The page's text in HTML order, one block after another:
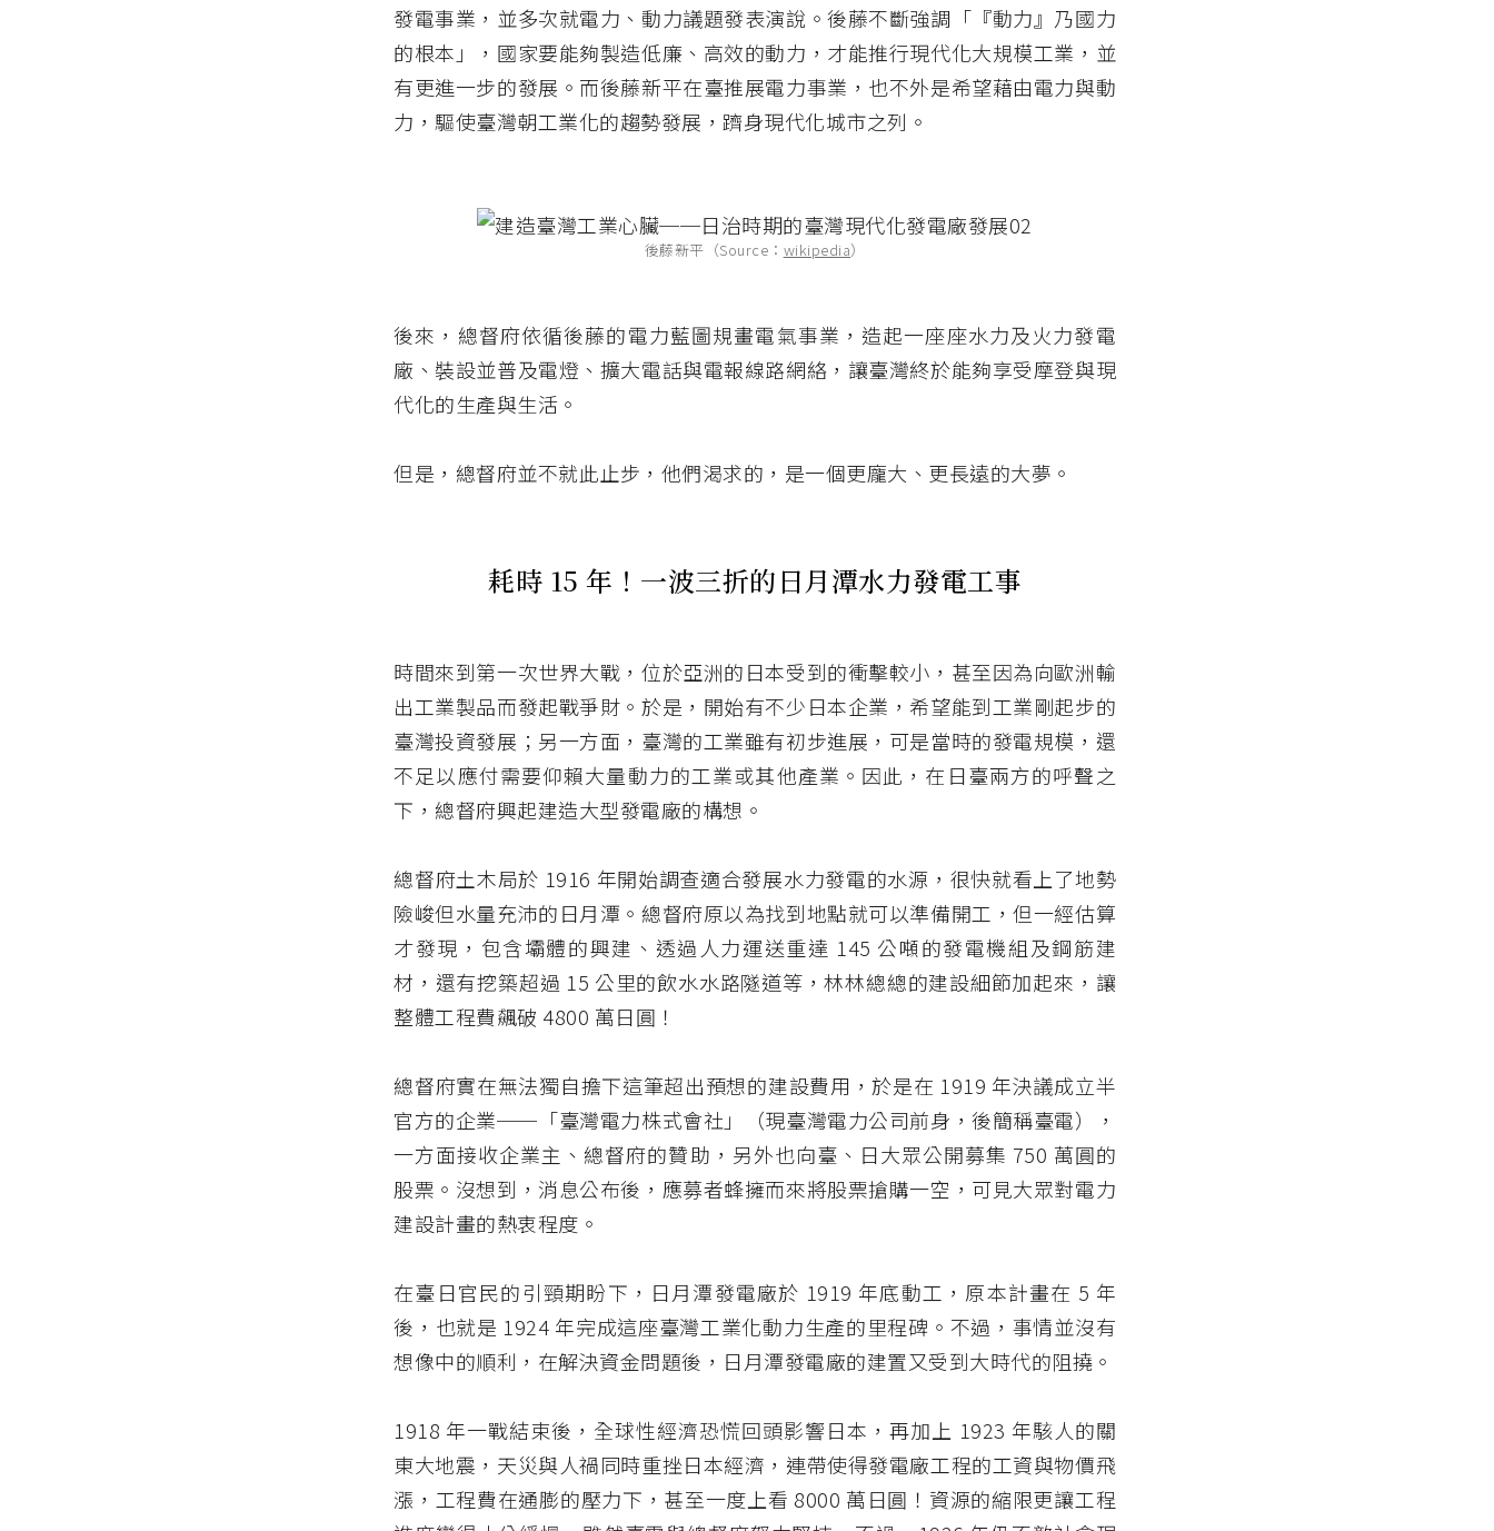
發電事業，並多次就電力、動力議題發表演說。後藤不斷強調「『動力』乃國力
的根本」，國家要能夠製造低廉、高效的動力，才能推行現代化大規模工業，並
有更進一步的發展。而後藤新平在臺推展電力事業，也不外是希望藉由電力與動
力，驅使臺灣朝工業化的趨勢發展，躋身現代化城市之列。
後藤新平（Source： wikipedia）
後來，總督府依循後藤的電力藍圖規畫電氣事業，造起一座座水力及火力發電
廠、裝設並普及電燈、擴大電話與電報線路網絡，讓臺灣終於能夠享受摩登與現
代化的生產與生活。
但是，總督府並不就此止步，他們渴求的，是一個更龐大、更長遠的大夢。
耗時 15 年！一波三折的日月潭水力發電工事
時間來到第一次世界大戰，位於亞洲的日本受到的衝擊較小，甚至因為向歐洲輸
出工業製品而發起戰爭財。於是，開始有不少日本企業，希望能到工業剛起步的
臺灣投資發展；另一方面，臺灣的工業雖有初步進展，可是當時的發電規模，還
不足以應付需要仰賴大量動力的工業或其他產業。因此，在日臺兩方的呼聲之
下，總督府興起建造大型發電廠的構想。
總督府土木局於 1916 年開始調查適合發展水力發電的水源，很快就看上了地勢
險峻但水量充沛的日月潭。總督府原以為找到地點就可以準備開工，但一經估算
才發現，包含壩體的興建、透過人力運送重達 145 公噸的發電機組及鋼筋建
材，還有挖築超過 15 公里的飲水水路隧道等，林林總總的建設細節加起來，讓
整體工程費飆破 4800 萬日圓！
總督府實在無法獨自擔下這筆超出預想的建設費用，於是在 1919 年決議成立半
官方的企業──「臺灣電力株式會社」（現臺灣電力公司前身，後簡稱臺電），
一方面接收企業主、總督府的贊助，另外也向臺、日大眾公開募集 750 萬圓的
股票。沒想到，消息公布後，應募者蜂擁而來將股票搶購一空，可見大眾對電力
建設計畫的熱衷程度。
在臺日官民的引頸期盼下，日月潭發電廠於 1919 年底動工，原本計畫在 5 年
後，也就是 1924 年完成這座臺灣工業化動力生產的里程碑。不過，事情並沒有
想像中的順利，在解決資金問題後，日月潭發電廠的建置又受到大時代的阻撓。
1918 年一戰結束後，全球性經濟恐慌回頭影響日本，再加上 1923 年駭人的關
東大地震，天災與人禍同時重挫日本經濟，連帶使得發電廠工程的工資與物價飛
漲，工程費在通膨的壓力下，甚至一度上看 8000 萬日圓！資源的縮限更讓工程